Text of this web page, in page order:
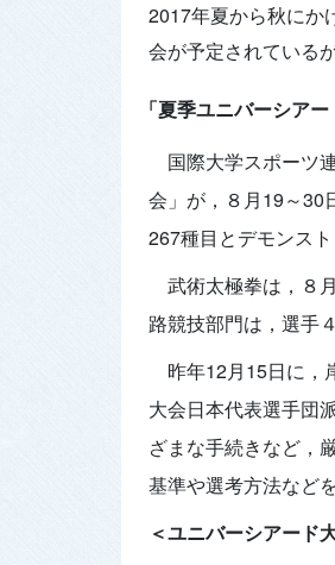
2017年夏から秋にか
会が予定されている
「夏季ユニバーシアー
国際大学スポーツ
会」が，８月19～30
267種目とデモンス
武術太極拳は，８
路競技部門は，選手
昨年12月15日に，
大会日本代表選手団
ざまな手続きなど，
基準や選考方法など
＜ユニバーシアード